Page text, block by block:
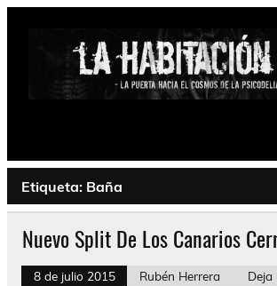
Saltar
Psychedelic, Stoner, Doom, Sludge,
Etiqueta: Baña
Nuevo Split De Los Canarios
8 de julio 2015 Rubén Herrera Deja